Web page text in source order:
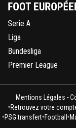
FOOT
Serie A
Liga
Bundesliga
Premier League
Mentions Légales -
•Retrouvez votre
•PSG transfert•Football •